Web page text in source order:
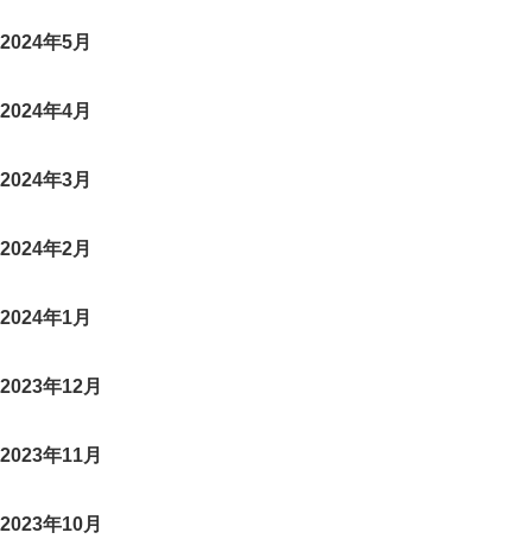
2024年5月
2024年4月
2024年3月
2024年2月
2024年1月
2023年12月
2023年11月
2023年10月